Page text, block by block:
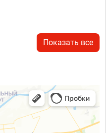
Показать все